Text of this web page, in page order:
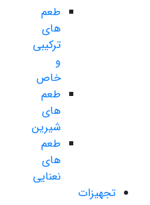
طعم
های
ترکیبی
و
خاص
طعم
های
شیرین
طعم
های
نعنایی
تجهیزات